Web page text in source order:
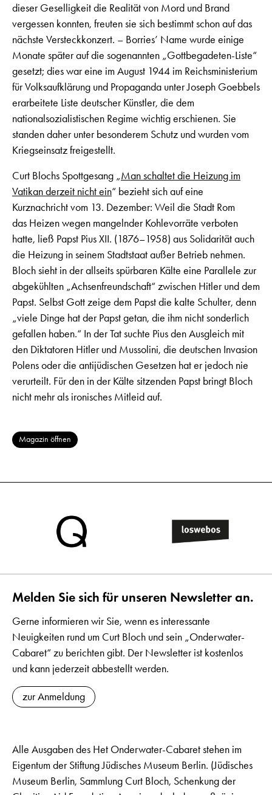
dieser Geselligkeit die Realität von Mord und Brand
vergessen konnten, freuten sie sich bestimmt schon auf das
nächste Versteckkonzert. – Borries’ Name wurde einige
Monate später auf die sogenannten „Gottbegadeten-Liste“
gesetzt; dies war eine im August 1944 im Reichsministerium
für Volksaufklärung und Propaganda unter Joseph Goebbels
erarbeitete Liste deutscher Künstler, die dem
nationalsozialistischen Regime wichtig erschienen. Sie
standen daher unter besonderem Schutz und wurden vom
Kriegseinsatz freigestellt.
Curt Blochs Spottgesang „Man schaltet die Heizung im
Vatikan derzeit nicht ein“ bezieht sich auf eine
Kurznachricht vom 13. Dezember: Weil die Stadt Rom
das Heizen wegen mangelnder Kohlevorräte verboten
hatte, ließ Papst Pius XII. (1876–1958) aus Solidarität auch
die Heizung in seinem Stadtstaat außer Betrieb nehmen.
Bloch sieht in der allseits spürbaren Kälte eine Parallele zur
abgekühlten „Achsenfreundschaft“ zwischen Hitler und dem
Papst. Selbst Gott zeige dem Papst die kalte Schulter, denn
„viele Dinge hat der Papst getan, die ihm nicht sonderlich
gefallen haben.“ In der Tat suchte Pius den Ausgleich mit
den Diktatoren Hitler und Mussolini, die deutschen Invasion
Polens oder die antijüdischen Gesetzen hat er jedoch nie
verurteilt. Für den in der Kälte sitzenden Papst bringt Bloch
nicht mehr als ironisches Mitleid auf.
Magazin öffnen
Melden Sie sich für unseren Newsletter an.
Gerne informieren wir Sie, wenn es interessante
Neuigkeiten rund um Curt Bloch und sein „Onderwater-
Cabaret“ zu berichten gibt. Der Newsletter ist kostenlos
und kann jederzeit abbestellt werden.
zur Anmeldung
Alle Ausgaben des Het Onderwater-Cabaret stehen im
Eigentum der Stiftung Jüdisches Museum Berlin. (Jüdisches
Museum Berlin, Sammlung Curt Bloch, Schenkung der